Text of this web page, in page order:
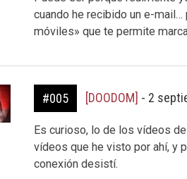
cuando he recibido un e-
móviles» que te permite
#005 [DOODOM] - 2
Es curioso, lo de los vídeos
vídeos que he visto por ahí, y
conexión desistí.